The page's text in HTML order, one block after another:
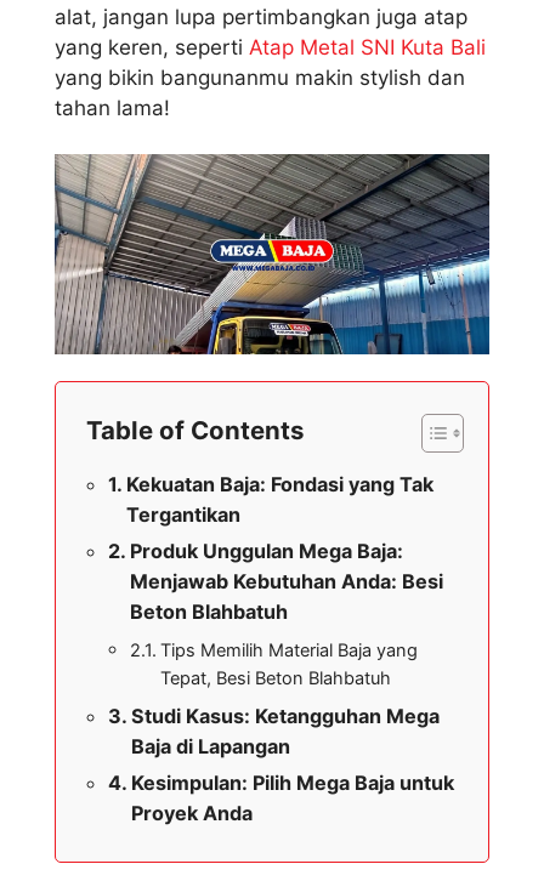
alat, jangan lupa pertimbangkan juga atap
yang keren, seperti Atap Metal SNI Kuta Bali
yang bikin bangunanmu makin stylish dan
tahan lama!
Table of Contents
Kekuatan Baja: Fondasi yang Tak
Tergantikan
Produk Unggulan Mega Baja:
Menjawab Kebutuhan Anda: Besi
Beton Blahbatuh
Tips Memilih Material Baja yang
Tepat, Besi Beton Blahbatuh
Studi Kasus: Ketangguhan Mega
Baja di Lapangan
Kesimpulan: Pilih Mega Baja untuk
Proyek Anda